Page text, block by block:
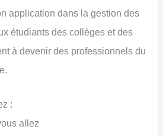
application dans la gestion des
étudiants des collèges et des
à devenir des professionnels du
:
allez